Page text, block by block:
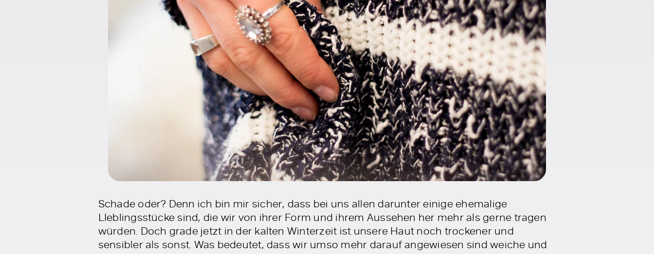
Schade oder? Denn ich bin mir sicher, dass bei uns allen darunter einige ehemalige
LIeblingsstücke sind, die wir von ihrer Form und ihrem Aussehen her mehr als gerne tragen
würden. Doch grade jetzt in der kalten Winterzeit ist unsere Haut noch trockener und
sensibler als sonst. Was bedeutet, dass wir umso mehr darauf angewiesen sind weiche und